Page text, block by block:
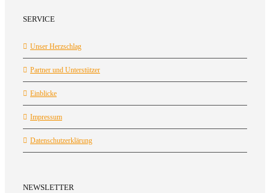
SERVICE
Unser Herzschlag
Partner und Unterstützer
Einblicke
Impressum
Datenschutzerklärung
NEWSLETTER